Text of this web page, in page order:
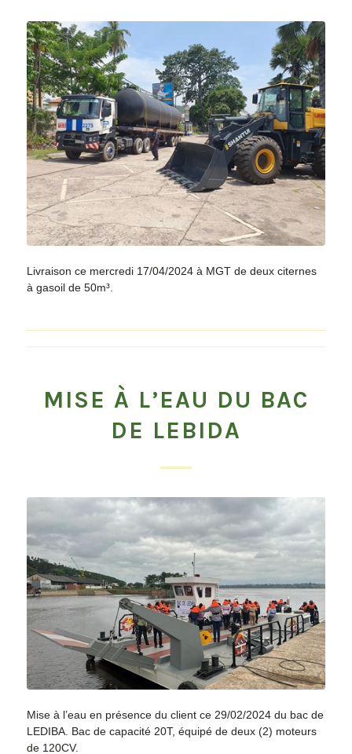
Livraison ce mercredi 17/04/2024 à MGT de deux citernes
à gasoil de 50m³.
MISE À L’EAU DU BAC
DE LEBIDA
Mise à l’eau en présence du client ce 29/02/2024 du bac de
LEDIBA. Bac de capacité 20T, équipé de deux (2) moteurs
de 120CV.